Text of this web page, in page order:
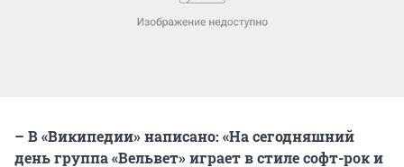
– В «Википедии» написано: «На сегодняшний
день группа «Вельвет» играет в стиле софт-рок и